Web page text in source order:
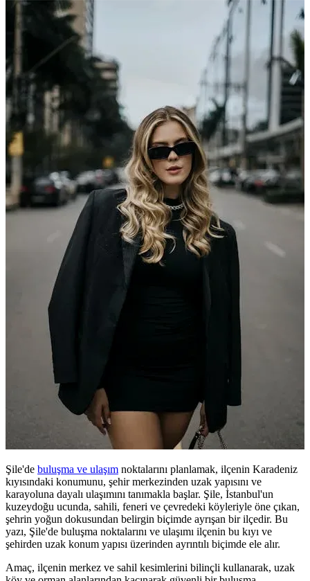
Şile'de buluşma ve ulaşım noktalarını planlamak, ilçenin Karadeniz
kıyısındaki konumunu, şehir merkezinden uzak yapısını ve
karayoluna dayalı ulaşımını tanımakla başlar. Şile, İstanbul'un
kuzeydoğu ucunda, sahili, feneri ve çevredeki köyleriyle öne çıkan,
şehrin yoğun dokusundan belirgin biçimde ayrışan bir ilçedir. Bu
yazı, Şile'de buluşma noktalarını ve ulaşımı ilçenin bu kıyı ve
şehirden uzak konum yapısı üzerinden ayrıntılı biçimde ele alır.
Amaç, ilçenin merkez ve sahil kesimlerini bilinçli kullanarak, uzak